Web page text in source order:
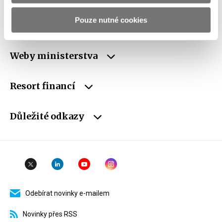
Pouze nutné cookies
Weby ministerstva
Resort financí
Důležité odkazy
Odebírat novinky e-mailem
Novinky přes RSS